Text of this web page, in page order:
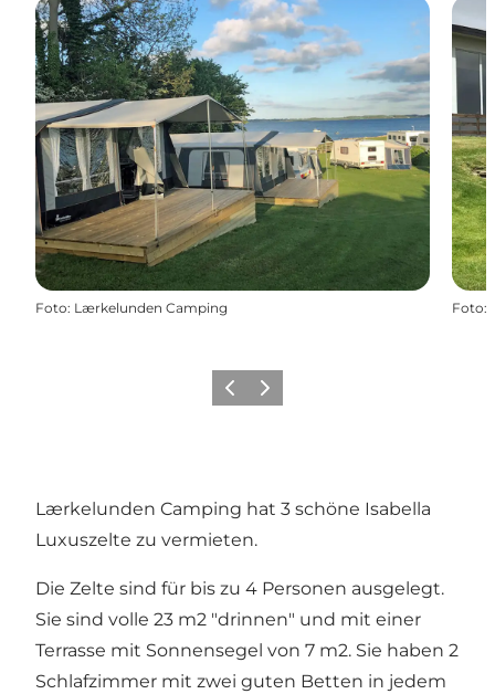
Foto: Lærkelunden Camping Foto:
ZurückWeiter
Lærkelunden Camping hat 3 schöne Isabella
Luxuszelte zu vermieten.
Die Zelte sind für bis zu 4 Personen ausgelegt.
Sie sind volle 23 m2 "drinnen" und mit einer
Terrasse mit Sonnensegel von 7 m2. Sie haben 2
Schlafzimmer mit zwei guten Betten in jedem